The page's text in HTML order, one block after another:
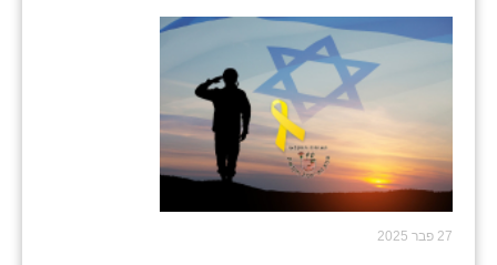
27 פבר 2025
רימונים
רמות השבים
שבי ציון
שדה ורבורג
שדה צבי